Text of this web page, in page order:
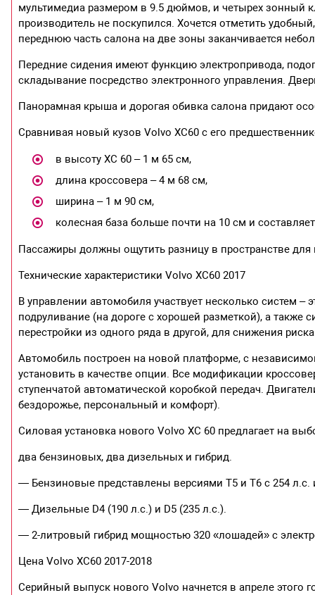
мультимедиа размером в 9.5 дюймов, и четырех зонный
производитель не поскупился. Хочется отметить
переднюю часть салона на две зоны заканчивается
Передние сидения имеют функцию электропривода,
складывание посредство электронного управления.
Панорамная крыша и дорогая обивка салона придают
Сравнивая новый кузов Volvo XC60 с его
в высоту XC 60 – 1 м 65 см,
длина кроссовера – 4 м 68 см,
ширина – 1 м 90 см,
колесная база больше почти на 10 см и
Пассажиры должны ощутить разницу в пространстве
Технические характеристики Volvo XC60 2017
В управлении автомобиля участвует несколько систем
подруливание (на дороге с хорошей разметкой), а
перестройки из одного ряда в другой, для снижения
Автомобиль построен на новой платформе, с
установить в качестве опции. Все модификации
ступенчатой автоматической коробкой передач.
бездорожье, персональный и комфорт).
Силовая установка нового Volvo XC 60 предлагает на
два бензиновых, два дизельных и гибрид.
— Бензиновые представлены версиями Т5 и Т6 с 254 л.с.
— Дизельные D4 (190 л.с.) и D5 (235 л.с.).
— 2-литровый гибрид мощностью 320 «лошадей» с
Цена Volvo XC60 2017-2018
Серийный выпуск нового Volvo начнется в апреле этого